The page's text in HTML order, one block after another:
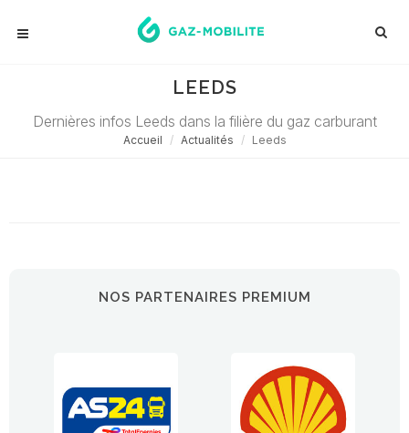
LEEDS
Dernières infos Leeds dans la filière du gaz carburant
Accueil Actualités Leeds
NOS PARTENAIRES PREMIUM